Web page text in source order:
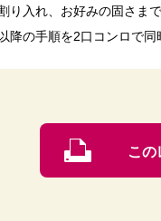
り入れ、お好みの固さま
降の手順を2口コンロで同
この